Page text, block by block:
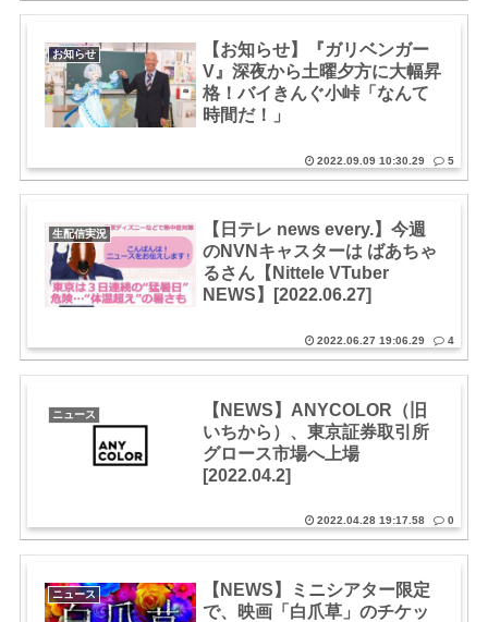
お知らせ
【お知らせ】『ガリベンガー
V』深夜から土曜夕方に大幅昇
格！バイきんぐ小峠「なんて
時間だ！」
2022.09.09 10:30.29 5
生配信実況
【日テレ news every.】今週
のNVNキャスターは ばあちゃ
るさん【Nittele VTuber
NEWS】[2022.06.27]
2022.06.27 19:06.29 4
ニュース
【NEWS】ANYCOLOR（旧
いちから）、東京証券取引所
グロース市場へ上場
[2022.04.2]
2022.04.28 19:17.58 0
ニュース
【NEWS】ミニシアター限定
で、映画「白爪草」のチケッ